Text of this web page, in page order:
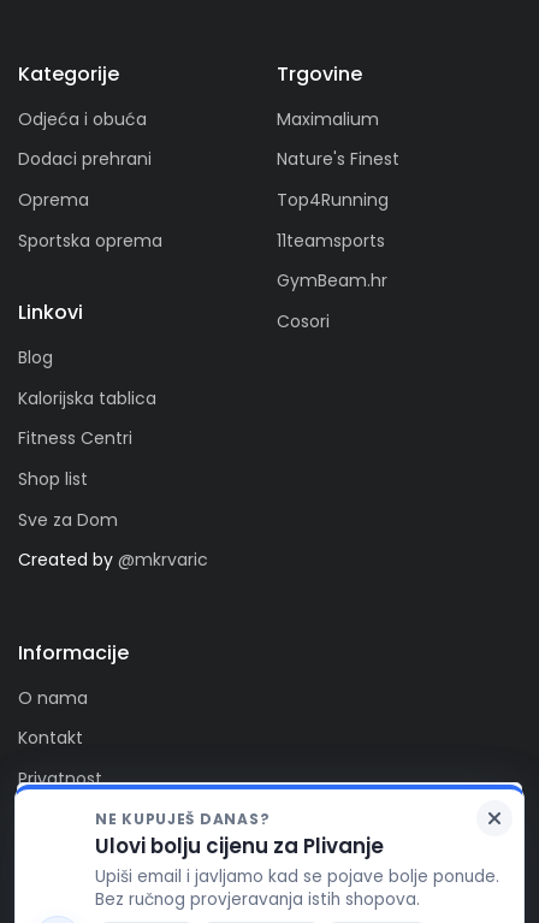
NE KUPUJEŠ DANAS?
Ulovi bolju cijenu za Plivanje
Upiši email i javljamo kad se pojave bolje ponude.
Bez ručnog provjeravanja istih shopova.
Kategorije
Odjeća i obuća
Dodaci prehrani
Oprema
Sportska oprema
Linkovi
Blog
Kalorijska tablica
Fitness Centri
Shop list
Sve za Dom
Created by @mkrvaric
Trgovine
Maximalium
Nature's Finest
Top4Running
11teamsports
GymBeam.hr
Cosori
Informacije
O nama
Kontakt
Privatnost
Zaprati nas
Kolačići
FitAlert poštuje vašu privatnost. Ova stranica koristi
kolačiće za funkcionalnost stranice, te za pružanje
boljeg korisničkog iskustva, prikaza reklamnog